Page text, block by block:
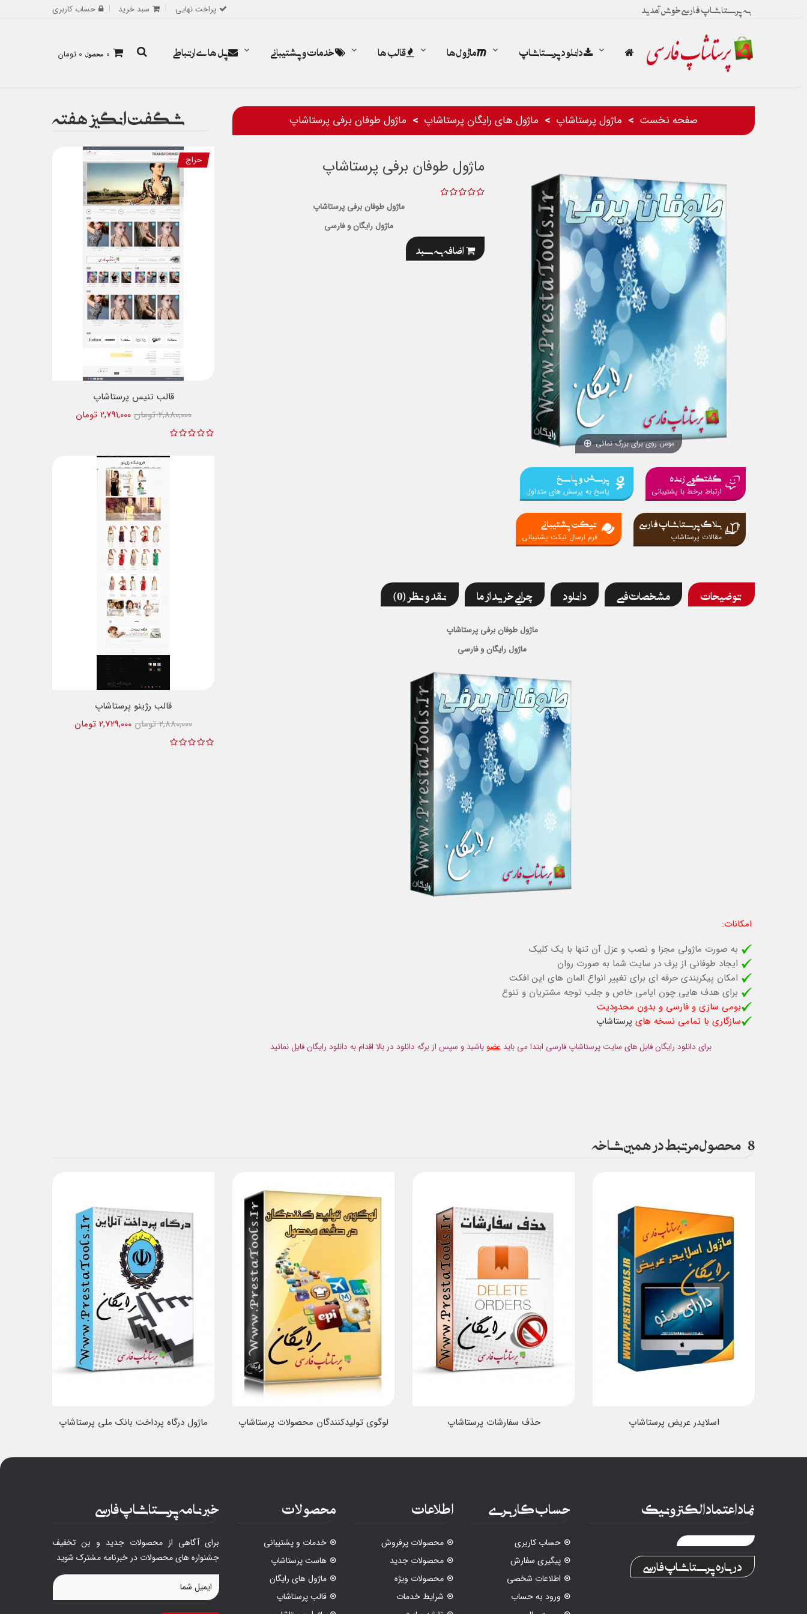
به پرستاشاپ فارسی خوش آمدید پراخت نهایی سبد خرید حساب کاربری
0 محصول 0 تومان دانلود پرستاشاپ ماژول ها قالب ها خدمات و پشتیبانی پل های ارتباطی
صفحه نخست ماژول پرستاشاپ ماژول های رایگان پرستاشاپ ماژول طوفان برفی پرستاشاپ
موس روی برای بزرگ نمائی
گفتگوی زنده
ارتباط برخط با پشتیبانی
پرسش و پاسخ
پاسخ به پرسش های متداول
بلاگ پرستاشاپ فارسی
مقالات پرستاشاپ
تیکت پشتیبانی
فرم ارسال تیکت پشتیبانی
ماژول طوفان برفی پرستاشاپ
ماژول طوفان برفی پرستاشاپ
ماژول رایگان و فارسی
اضافه به سبد
توضیحات مشخصات فنی دانلود چرایی خرید از ما نقد و نظر (0)
ماژول طوفان برفی پرستاشاپ
ماژول رایگان و فارسی
امکانات:
به صورت ماژولی مجزا و نصب و عزل آن تنها با یک کلیک
ایجاد طوفانی از برف در سایت شما به صورت روان
امکان پیکربندی حرفه ای برای تغییر انواع المان های این افکت
برای هدف هایی چون ایامی خاص و جلب توجه مشتریان و تنوع
بومی سازی و فارسی و بدون محدودیت
سازگاری با تمامی نسخه های پرستاشاپ
برای دانلود رایگان فایل های سایت پرستاشاپ فارسی ابتدا می بایدعضوباشید و سپس از برگه دانلود در بالا اقدام به دانلود رایگان فایل نمائید
شگفت انگیز هفته
حراج
قالب تنیس پرستاشاپ
2,791,000 تومان
2,880,000 تومان
قالب رژینو پرستاشاپ
2,729,000 تومان
2,880,000 تومان
8 محصول مرتبط در همین شاخه
ماژول درگاه پرداخت بانک ملی پرستاشاپ لوگوی تولیدکنندگان محصولات پرستاشاپ حذف سفارشات پرستاشاپ اسلایدر عریض پرستاشاپ
نماد اعتماد الکترونیک
درباره پرستاشاپ فارسی
حساب کاربری
حساب کاربری
پیگیری سفارش
اطلاعات شخصی
ورود به حساب
اطلاعات
محصولات پرفروش
محصولات جدید
محصولات ویژه
شرایط خدمات
محصولات
خدمات و پشتیبانی
هاست پرستاشاپ
ماژول های رایگان
قالب پرستاشاپ
خبرنامه پرستاشاپ فارسی
برای آگاهی از محصولات جدید و بن تخفیف
جشنواره های محصولات در خبرنامه مشترک شوید